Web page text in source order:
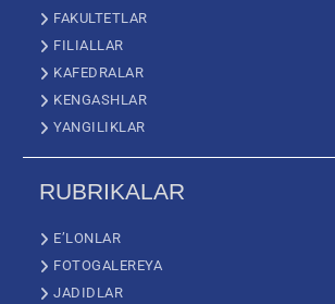
FAKULTETLAR
FILIALLAR
KAFEDRALAR
KENGASHLAR
YANGILIKLAR
RUBRIKALAR
E’LONLAR
FOTOGALEREYA
JADIDLAR